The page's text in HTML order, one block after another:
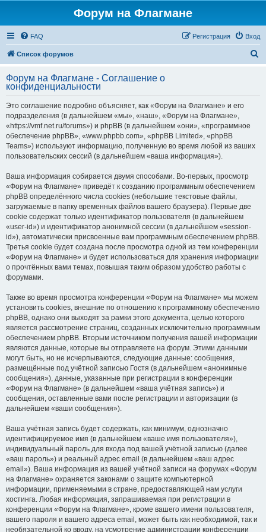
Форум на Флагмане
FAQ Вход
Регистрация
Список форумов
с
Форум на Флагмане - Соглашение о
конфиденциальности
Это соглашение подробно объясняет, как «Форум на Флагмане» и его
подразделения (в дальнейшем «мы», «наш», «Форум на Флагмане»,
«https://vmf.net.ru/forums») и phpBB (в дальнейшем «они», «программное
обеспечение phpBB», «www.phpbb.com», «phpBB Limited», «phpBB
Teams») используют информацию, полученную во время любой из ваших
пользовательских сессий (в дальнейшем «ваша информация»).
Ваша информация собирается двумя способами. Во-первых, просмотр
«Форум на Флагмане» приведёт к созданию программным обеспечением
phpBB определённого числа cookies (небольшие текстовые файлы,
загружаемые в папку временных файлов вашего браузера). Первые две
cookie содержат только идентификатор пользователя (в дальнейшем
«user-id») и идентификатор анонимной сессии (в дальнейшем «session-
id»), автоматически присвоенные вам программным обеспечением phpBB.
Третья cookie будет создана после просмотра одной из тем конференции
«Форум на Флагмане» и будет использоваться для хранения информации
о прочтённых вами темах, повышая таким образом удобство работы с
форумами.
Также во время просмотра конференции «Форум на Флагмане» мы можем
установить cookies, внешние по отношению к программному обеспечению
phpBB, однако они выходят за рамки этого документа, целью которого
является рассмотрение страниц, созданных исключительно программным
обеспечением phpBB. Вторым источником получения вашей информации
являются данные, которые вы отправляете на форум. Этими данными
могут быть, но не исчерпываются, следующие данные: сообщения,
размещённые под учётной записью Гостя (в дальнейшем «анонимные
сообщения»), данные, указанные при регистрации в конференции
«Форум на Флагмане» (в дальнейшем «ваша учётная запись») и
сообщения, оставленные вами после регистрации и авторизации (в
дальнейшем «ваши сообщения»).
Ваша учётная запись будет содержать, как минимум, однозначно
идентифицируемое имя (в дальнейшем «ваше имя пользователя»),
индивидуальный пароль для входа под вашей учётной записью (далее
«ваш пароль») и реальный адрес email (в дальнейшем «ваш адрес
email»). Ваша информация из вашей учётной записи на форумах «Форум
на Флагмане» охраняется законами о защите компьютерной
информации, применяемыми в стране, предоставляющей нам услуги
хостинга. Любая информация, запрашиваемая при регистрации в
конференции «Форум на Флагмане», кроме вашего имени пользователя,
вашего пароля и вашего адреса email, может быть как необходимой, так и
необязательной ко вводу, на усмотрение администрации конференции